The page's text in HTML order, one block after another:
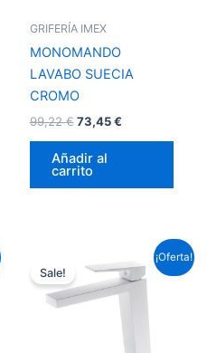
GRIFERÍA IMEX
MONOMANDO
LAVABO SUECIA
CROMO
99,22€ 73,45€
Añadir al
carrito
¡Oferta!
Sale!
precio
original
era:
precio
actual